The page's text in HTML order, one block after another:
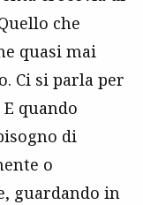
che
quasi mai
Ci si parla per
quando
di
o
guardando in